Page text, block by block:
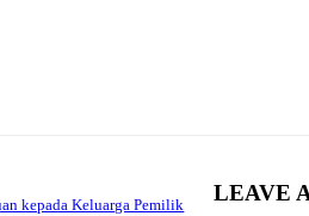
kepada Keluarga Pemilik LEAVE